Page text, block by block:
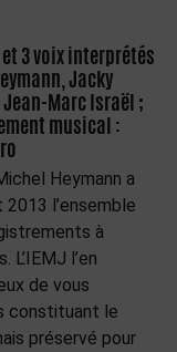
et 3 voix interprétés
Jacky
Marc Israël ;
musical :
Heymann a
l’ensemble
à
l’en
de vous
constituant le
préservé pour